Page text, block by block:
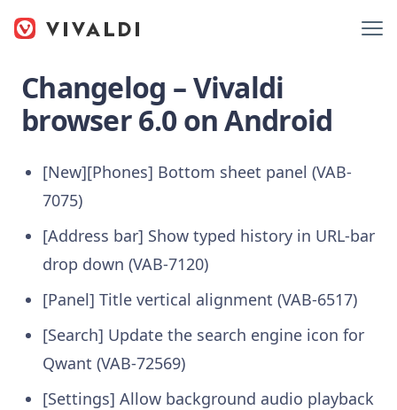
Changelog – Vivaldi
browser 6.0 on Android
[New][Phones] Bottom sheet panel (VAB-
7075)
[Address bar] Show typed history in URL-bar
drop down (VAB-7120)
[Panel] Title vertical alignment (VAB-6517)
[Search] Update the search engine icon for
Qwant (VAB-72569)
[Settings] Allow background audio playback